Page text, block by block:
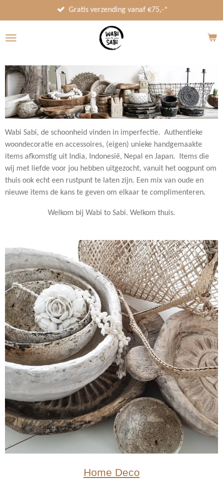
direct
naar
Gratis verzending vanaf €75,-*
Wabi Sabi, de schoonheid vinden in imperfectie. Authentieke
woondecoratie en accessoires, (eigen) unieke handgemaakte
items afkomstig uit India, Indonesië, Nepal en Japan. Items die
wij met liefde voor jou hebben uitgezocht, vanuit het oogpunt om
thuis ook echt een rustpunt te laten zijn. Een mix van oude en
nieuwe items de kans te geven om elkaar te complimenteren.
Welkom bij Wabi to Sabi. Welkom thuis.
Home Deco